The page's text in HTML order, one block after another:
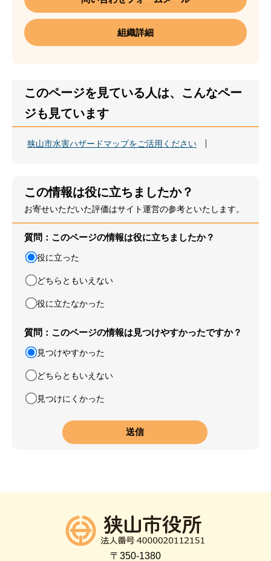
組織詳細
このページを見ている人は、こんなペー
ジも見ています
狭山市水害ハザードマップをご活用ください
この情報は役に立ちましたか？
お寄せいただいた評価はサイト運営の参考といたします。
質問：このページの情報は役に立ちましたか？
役に立った
どちらともいえない
役に立たなかった
質問：このページの情報は見つけやすかったですか？
見つけやすかった
どちらともいえない
見つけにくかった
〒350-1380